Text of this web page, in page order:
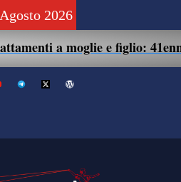
2026
moglie e figlio: 41enne assolto.